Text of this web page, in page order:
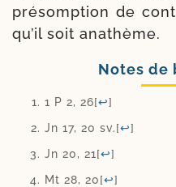
pré­somp­tion de
qu’il soit anathème.
Notes de
1 P 2, 26[↩]
Jn 17, 20 sv.[↩]
Jn 20, 21[↩]
Mt 28, 20[↩]